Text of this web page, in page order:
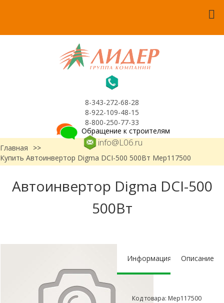
8-343-272-68-28
8-922-109-48-15
8-800-250-77-33
info@L06.ru
Обращение к строителям
Главная
>>
Купить Автоинвертор Digma DCI-500 500Вт Мер117500
Автоинвертор Digma DCI-500
500Вт
Информация Описание
Код товара: Мер117500